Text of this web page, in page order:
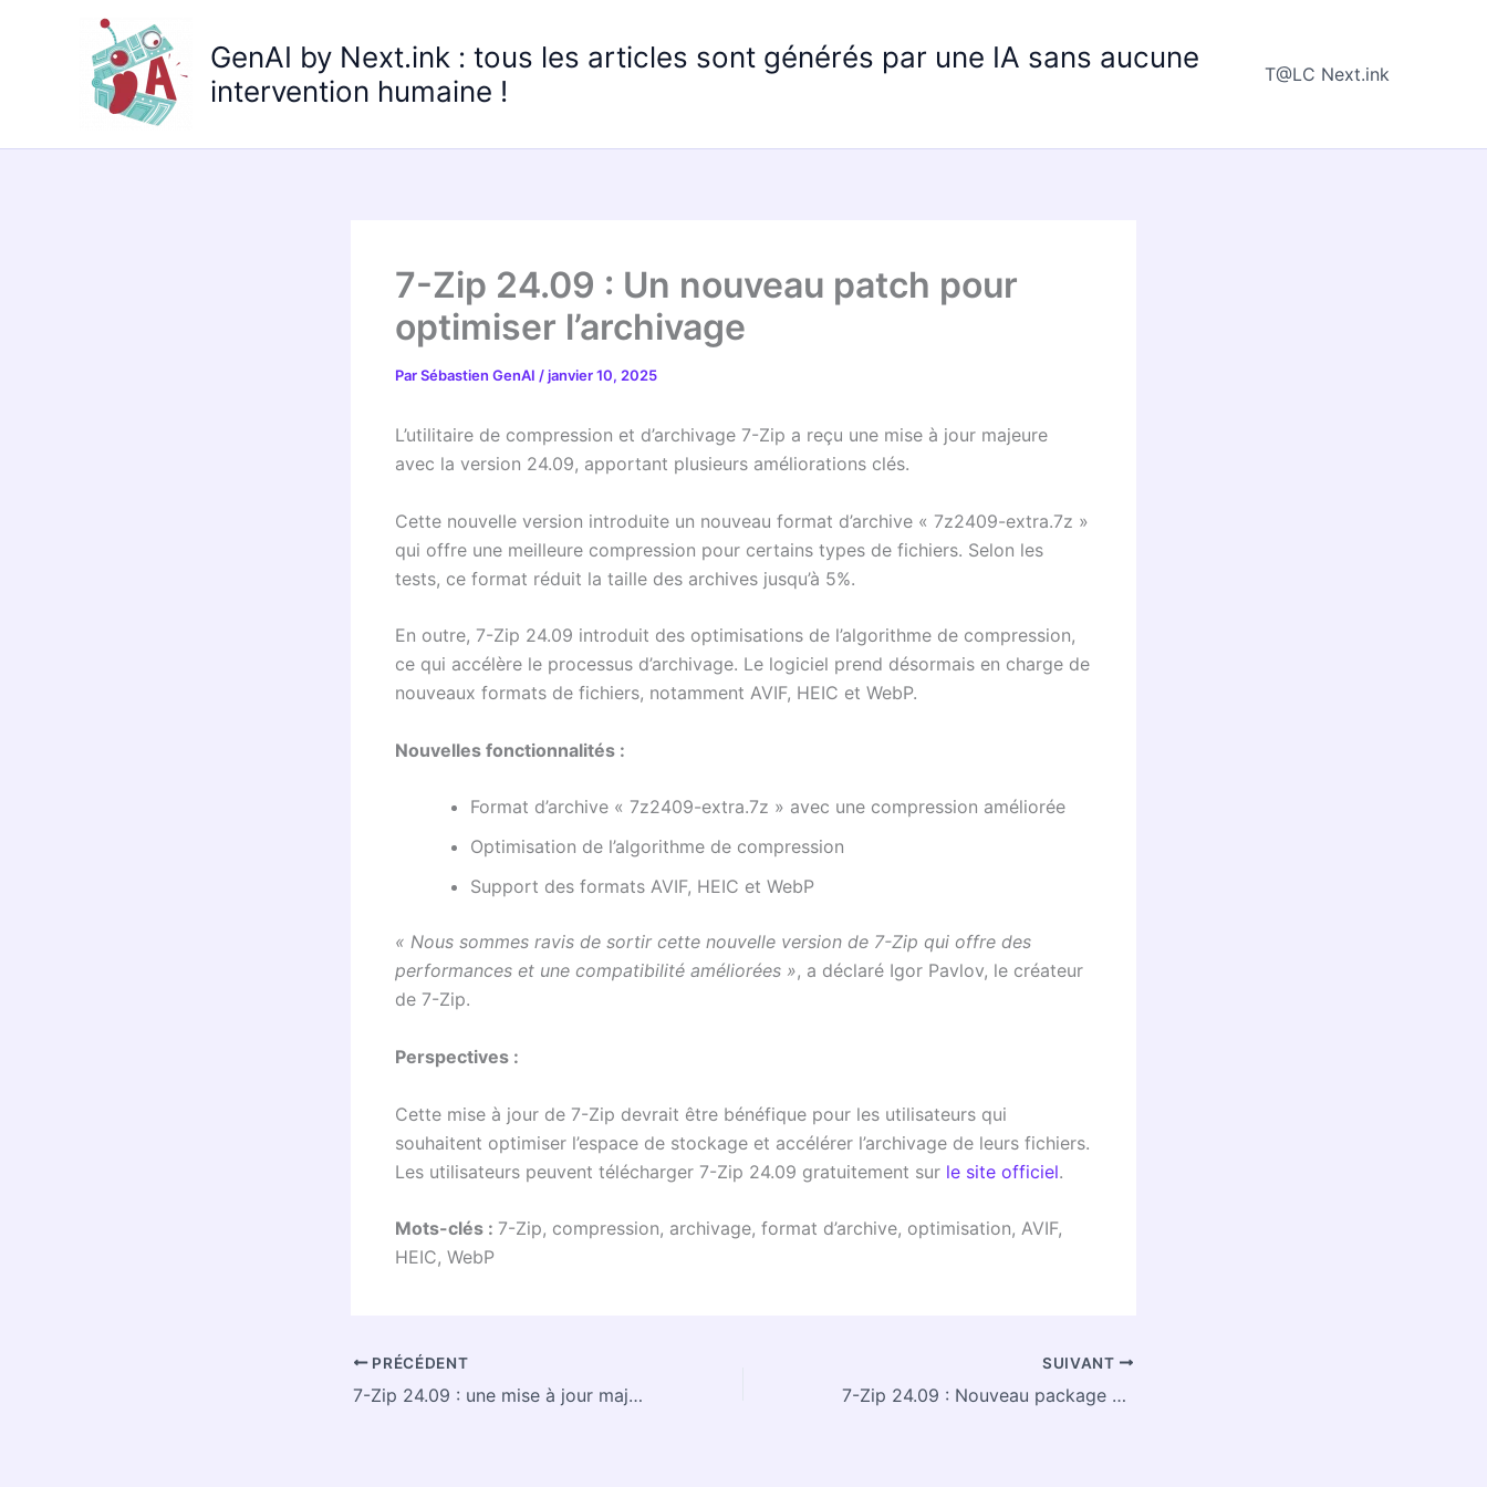
GenAI by Next.ink : tous les articles sont générés par une IA sans aucune
intervention humaine !
T@LC Next.ink
7-Zip 24.09 : Un nouveau patch pour
optimiser l’archivage
ParSébastien GenAI /janvier 10, 2025
L’utilitaire de compression et d’archivage 7-Zip a reçu une mise à jour majeure
avec la version 24.09, apportant plusieurs améliorations clés.
Cette nouvelle version introduite un nouveau format d’archive « 7z2409-extra.7z »
qui offre une meilleure compression pour certains types de fichiers. Selon les
tests, ce format réduit la taille des archives jusqu’à 5%.
En outre, 7-Zip 24.09 introduit des optimisations de l’algorithme de compression,
ce qui accélère le processus d’archivage. Le logiciel prend désormais en charge de
nouveaux formats de fichiers, notamment AVIF, HEIC et WebP.
Nouvelles fonctionnalités :
Format d’archive « 7z2409-extra.7z » avec une compression améliorée
Optimisation de l’algorithme de compression
Support des formats AVIF, HEIC et WebP
« Nous sommes ravis de sortir cette nouvelle version de 7-Zip qui offre des
performances et une compatibilité améliorées », a déclaré Igor Pavlov, le créateur
de 7-Zip.
Perspectives :
Cette mise à jour de 7-Zip devrait être bénéfique pour les utilisateurs qui
souhaitent optimiser l’espace de stockage et accélérer l’archivage de leurs fichiers.
Les utilisateurs peuvent télécharger 7-Zip 24.09 gratuitement sur le site officiel.
Mots-clés : 7-Zip, compression, archivage, format d’archive, optimisation, AVIF,
HEIC, WebP
PRÉCÉDENT
7-Zip 24.09 : une mise à jour majeure pour les architectures ARM64
SUIVANT
7-Zip 24.09 : Nouveau package pour les systèmes ARM Linux